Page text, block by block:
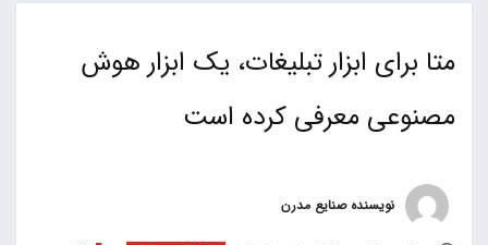
متا برای ابزار تبلیغات، یک ابزار هوش
مصنوعی معرفی کرده است
نویسنده صنایع مدرن